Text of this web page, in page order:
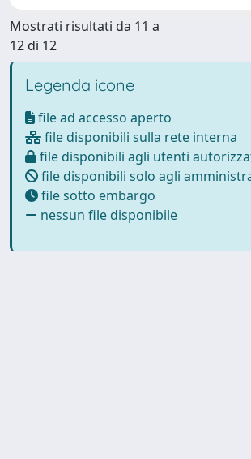
Mostrati risultati da 11 a
12 di 12
Legenda icone
file ad accesso aperto
file disponibili sulla rete interna
file disponibili agli utenti
file disponibili solo agli
file sotto embargo
nessun file disponibile